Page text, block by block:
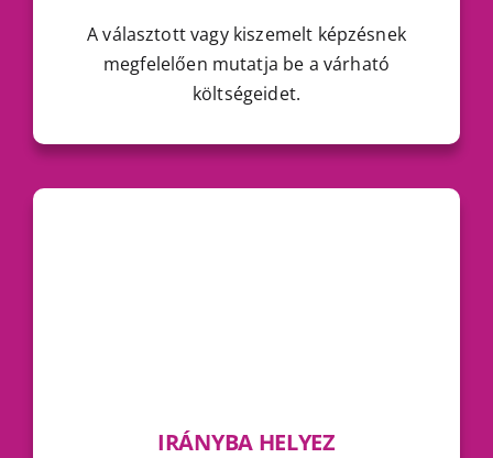
A választott vagy kiszemelt képzésnek
megfelelően mutatja be a várható
költségeidet.
IRÁNYBA HELYEZ